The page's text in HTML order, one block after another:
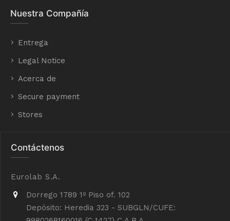
Nuestra Compañía
Entrega
Legal Notice
Acerca de
Secure payment
Stores
Contáctenos
Eurolab S.A.
Dorrego 1789 1º Piso of. 102
Depósito: Heredia 323 - SUBGLN/CUFE: